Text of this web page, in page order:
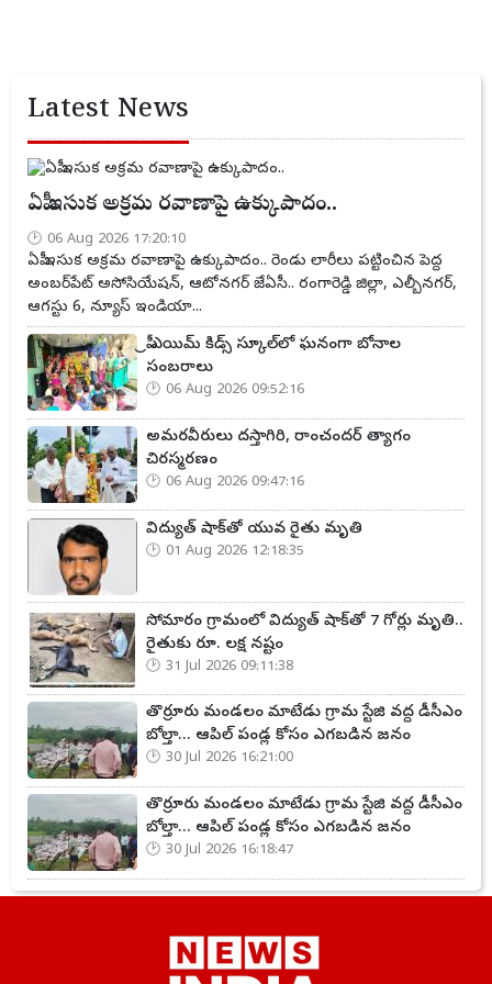
Latest News
ఏపీ ఇసుక అక్రమ రవాణాపై ఉక్కుపాదం..
06 Aug 2026 17:20:10
ఏపీ ఇసుక అక్రమ రవాణాపై ఉక్కుపాదం.. రెండు లారీలు పట్టించిన పెద్ద
అంబర్‌పేట్ అసోసియేషన్, ఆటోనగర్ జేఏసీ.. రంగారెడ్డి జిల్లా, ఎల్బీనగర్,
ఆగస్టు 6, న్యూస్ ఇండియా...
ప్రీ ఎయిమ్ కిడ్స్ స్కూల్‌లో ఘనంగా బోనాల
సంబరాలు
06 Aug 2026 09:52:16
అమరవీరులు దస్తాగిరి, రాంచందర్ త్యాగం
చిరస్మరణం
06 Aug 2026 09:47:16
విద్యుత్ షాక్‌తో యువ రైతు మృతి
01 Aug 2026 12:18:35
సోమారం గ్రామంలో విద్యుత్ షాక్‌తో 7 గోర్లు మృతి..
రైతుకు రూ. లక్ష నష్టం
31 Jul 2026 09:11:38
తొర్రూరు మండలం మాటేడు గ్రామ స్టేజి వద్ద డీసీఎం
బోల్తా... ఆపిల్ పండ్ల కోసం ఎగబడిన జనం
30 Jul 2026 16:21:00
తొర్రూరు మండలం మాటేడు గ్రామ స్టేజి వద్ద డీసీఎం
బోల్తా... ఆపిల్ పండ్ల కోసం ఎగబడిన జనం
30 Jul 2026 16:18:47